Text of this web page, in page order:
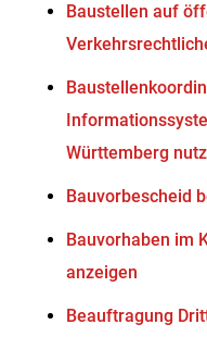
Baustellen auf
Württemberg
Bauvorbescheid
Bauvorhaben im
anzeigen
Beauftragung